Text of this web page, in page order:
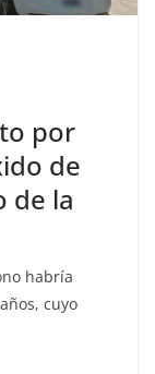
por
de
de la
habría
cuyo